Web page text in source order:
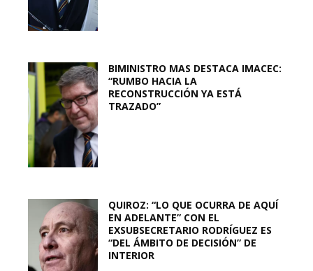
BIMINISTRO MAS DESTACA IMACEC:
“RUMBO HACIA LA
RECONSTRUCCIÓN YA ESTÁ
TRAZADO”
QUIROZ: “LO QUE OCURRA DE AQUÍ
EN ADELANTE” CON EL
EXSUBSECRETARIO RODRÍGUEZ ES
“DEL ÁMBITO DE DECISIÓN” DE
INTERIOR